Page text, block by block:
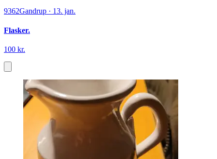
9362Gandrup · 13. jan.
Flasker.
100 kr.